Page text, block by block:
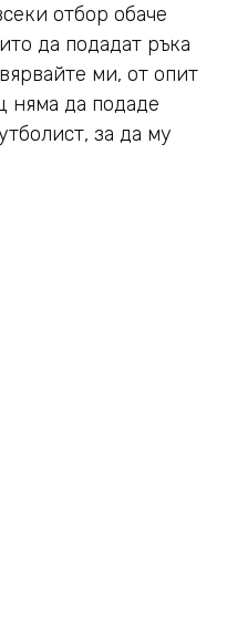
отбор обаче
да подадат ръка
ми, от опит
няма да подаде
за да му